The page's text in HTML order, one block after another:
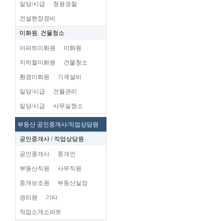
일당/시급 청원경찰
건설현장경비
미화원. 건물청소
아파트미화원 미화원
지하철미화원 건물청소
환경미화원 기계설비
일당/시급 건물관리
일당/시급 사무실청소
부동산 공인중개사/직업상담원
공인중개사 / 직업상담원
공인중개사 중개인
부동산직원 사무직원
중개보조원 부동산실장
경리원 기타
직업소개소파트